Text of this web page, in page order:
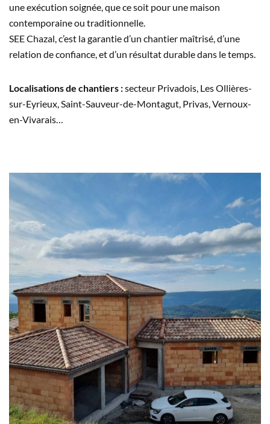
une exécution soignée, que ce soit pour une maison
contemporaine ou traditionnelle.
SEE Chazal, c’est la garantie d’un chantier maîtrisé, d’une
relation de confiance, et d’un résultat durable dans le temps.
Localisations de chantiers :secteur Privadois, Les Ollières-
sur-Eyrieux, Saint-Sauveur-de-Montagut, Privas, Vernoux-
en-Vivarais…